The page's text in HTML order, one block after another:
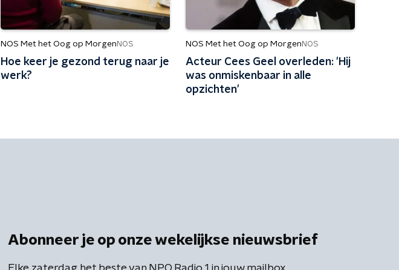
NOS Met het Oog op Morgen NOS
Hoe keer je gezond terug naar je
werk?
NOS Met het Oog op Morgen NOS
Acteur Cees Geel overleden: 'Hij
was onmiskenbaar in alle
opzichten'
Abonneer je op onze wekelijkse nieuwsbrief